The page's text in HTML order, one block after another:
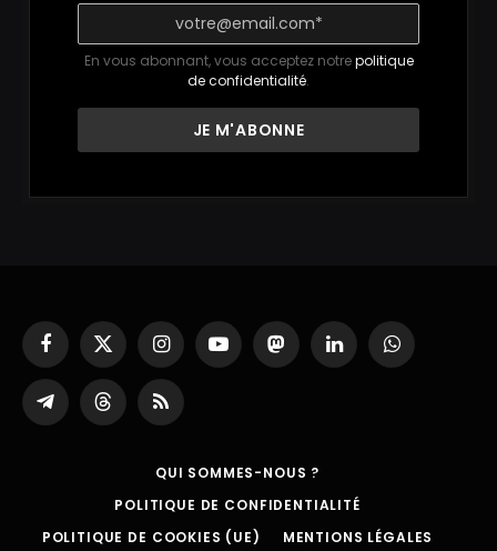
En vous abonnant, vous acceptez notrepolitique
de confidentialité.
Facebook
X
(Twitter)
InstagramYouTubeMastodonLinkedInWhatsApp
Partager
sur
ThreadsRSS
QUI SOMMES-NOUS ?
POLITIQUE DE CONFIDENTIALITÉ
POLITIQUE DE COOKIES (UE)
MENTIONS LÉGALES